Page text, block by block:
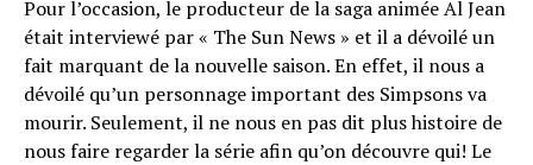
Pour l’occasion, le producteur de la saga animée Al Jean
était interviewé par « The Sun News » et il a dévoilé un
fait marquant de la nouvelle saison. En effet, il nous a
dévoilé qu’un personnage important des Simpsons va
mourir. Seulement, il ne nous en pas dit plus histoire de
nous faire regarder la série afin qu’on découvre qui! Le